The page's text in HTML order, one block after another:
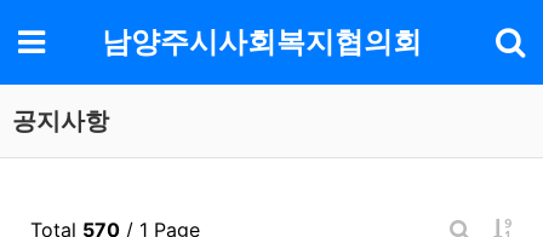
메뉴 남양주시사회복지협의회
공지사항
Total 570 / 1 Page 게